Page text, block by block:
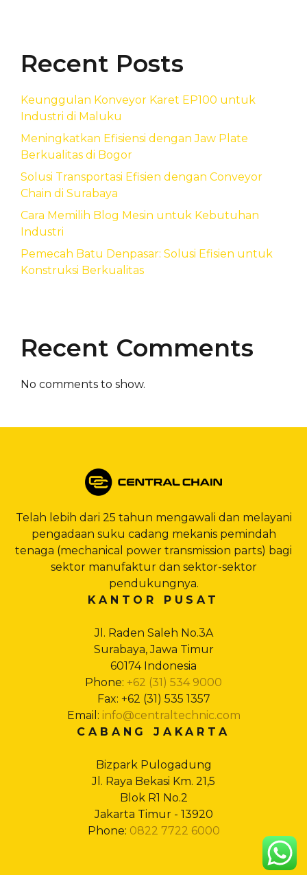
Recent Posts
Keunggulan Konveyor Karet EP100 untuk
Industri di Maluku
Meningkatkan Efisiensi dengan Jaw Plate
Berkualitas di Bogor
Solusi Transportasi Efisien dengan Conveyor
Chain di Surabaya
Cara Memilih Blog Mesin untuk Kebutuhan
Industri
Pemecah Batu Denpasar: Solusi Efisien untuk
Konstruksi Berkualitas
Recent Comments
No comments to show.
Telah lebih dari 25 tahun mengawali dan melayani
pengadaan suku cadang mekanis pemindah
tenaga (mechanical power transmission parts) bagi
sektor manufaktur dan sektor-sektor
pendukungnya.
KANTOR PUSAT
Jl. Raden Saleh No.3A
Surabaya, Jawa Timur
60174 Indonesia
Phone: +62 (31) 534 9000
Fax: +62 (31) 535 1357
Email: info@centraltechnic.com
CABANG JAKARTA
Bizpark Pulogadung
Jl. Raya Bekasi Km. 21,5
Blok R1 No.2
Jakarta Timur - 13920
Phone: 0822 7722 6000